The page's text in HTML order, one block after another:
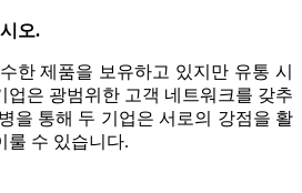
오.
한 제품을 보유하고 있지만 유통 시
업은 광범위한 고객 네트워크를 갖추
을 통해 두 기업은 서로의 강점을 활
룰 수 있습니다.